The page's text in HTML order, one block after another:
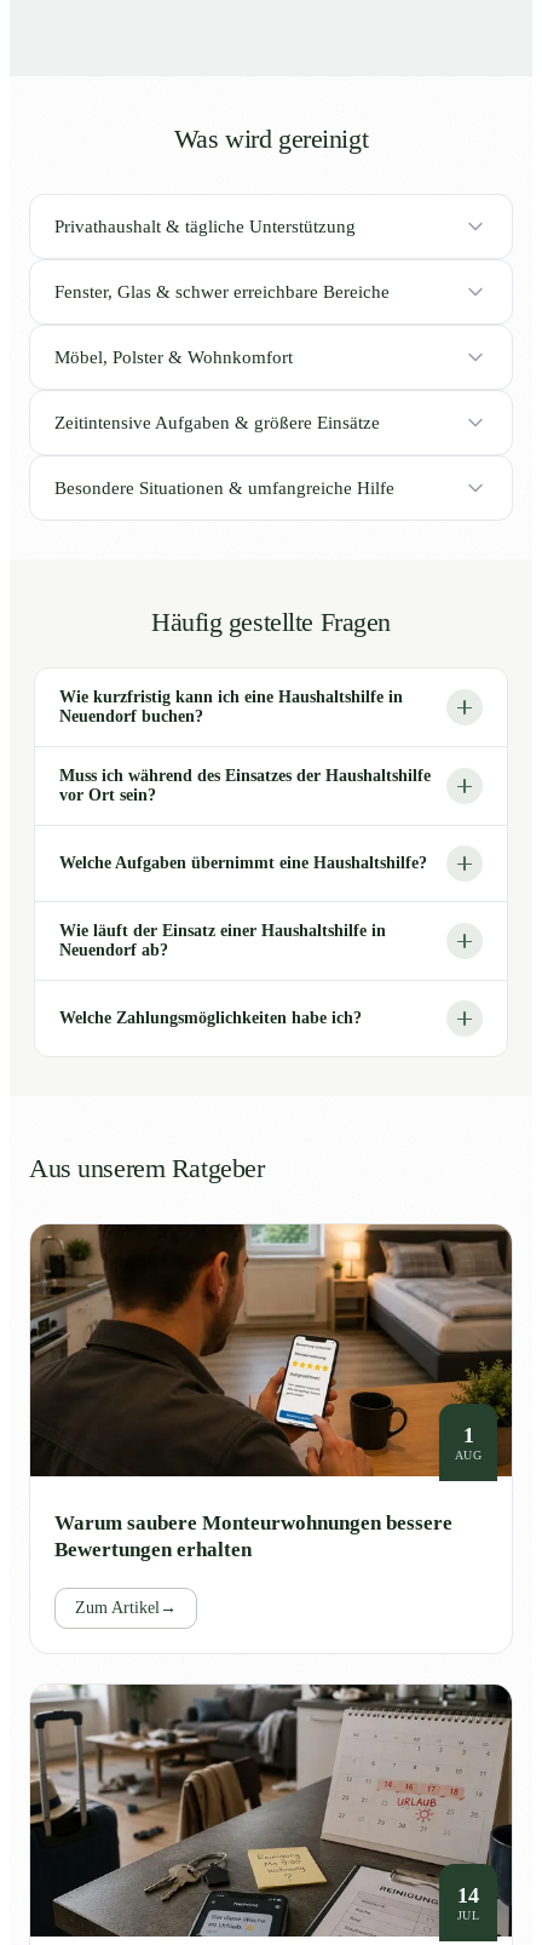
Was wird gereinigt
Privathaushalt & tägliche Unterstützung
Fenster, Glas & schwer erreichbare Bereiche
Möbel, Polster & Wohnkomfort
Zeitintensive Aufgaben & größere Einsätze
Besondere Situationen & umfangreiche Hilfe
Häufig gestellte Fragen
Wie kurzfristig kann ich eine Haushaltshilfe in
Neuendorf buchen?
Muss ich während des Einsatzes der Haushaltshilfe
vor Ort sein?
Welche Aufgaben übernimmt eine Haushaltshilfe?
Wie läuft der Einsatz einer Haushaltshilfe in
Neuendorf ab?
Welche Zahlungsmöglichkeiten habe ich?
Aus unserem Ratgeber
1
AUG
Warum saubere Monteurwohnungen bessere
Bewertungen erhalten
Zum Artikel→
14
JUL